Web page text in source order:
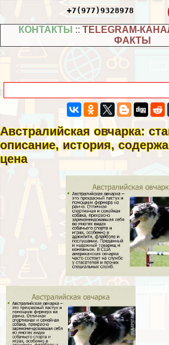
+7(977)9328978
КОНТАКТЫ :: TELEGRAM-
ФАКТЫ
Австралийская овчарка:
описание, история,
цена